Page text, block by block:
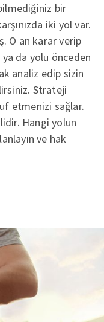
bir
iki yol var.
O an karar verip
da yolu önceden
analiz edip sizin
Strateji
etmenizi sağlar.
Hangi yolun
ve hak